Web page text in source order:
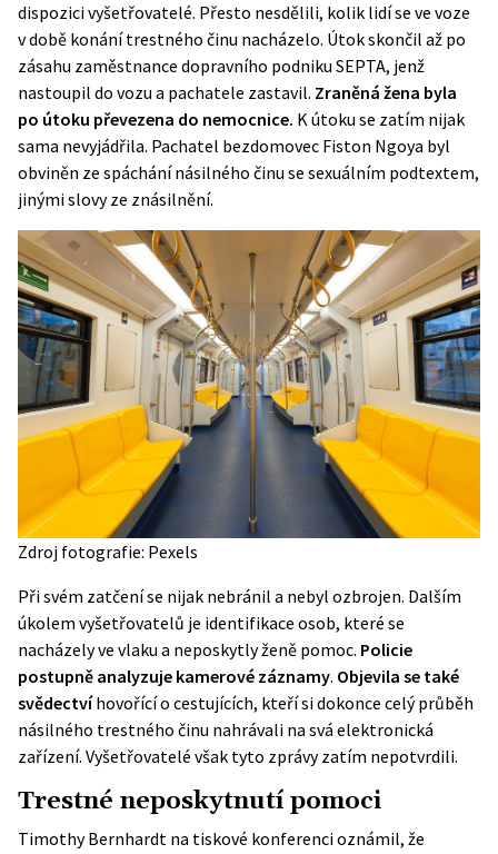
dispozici vyšetřovatelé. Přesto nesdělili, kolik lidí se ve voze
v době konání trestného činu nacházelo. Útok skončil až po
zásahu zaměstnance dopravního podniku SEPTA, jenž
nastoupil do vozu a pachatele zastavil. Zraněná žena byla
po útoku převezena do nemocnice. K útoku se zatím nijak
sama nevyjádřila. Pachatel bezdomovec Fiston Ngoya byl
obviněn ze spáchání násilného činu se sexuálním podtextem,
jinými slovy ze znásilnění.
Zdroj fotografie: Pexels
Při svém zatčení se nijak nebránil a nebyl ozbrojen. Dalším
úkolem vyšetřovatelů je identifikace osob, které se
nacházely ve vlaku a neposkytly ženě pomoc. Policie
postupně analyzuje kamerové záznamy. Objevila se také
svědectvíhovořící o cestujících, kteří si dokonce celý průběh
násilného trestného činu nahrávali na svá elektronická
zařízení. Vyšetřovatelé však tyto zprávy zatím nepotvrdili.
Trestné neposkytnutí pomoci
Timothy Bernhardt na tiskové konferenci oznámil, že